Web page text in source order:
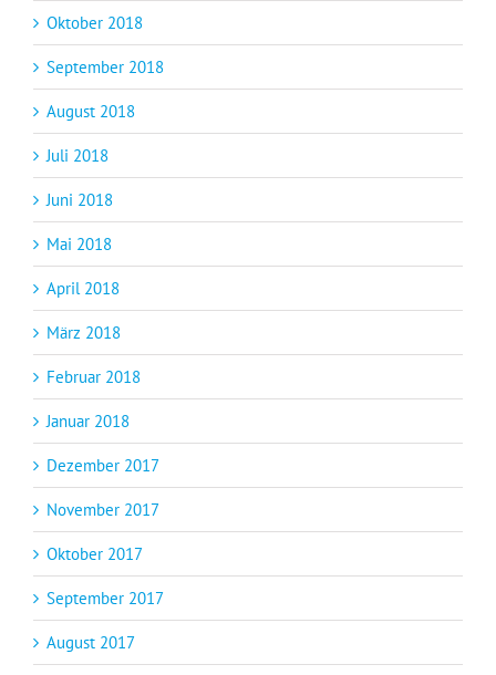
Oktober 2018
September 2018
August 2018
Juli 2018
Juni 2018
Mai 2018
April 2018
März 2018
Februar 2018
Januar 2018
Dezember 2017
November 2017
Oktober 2017
September 2017
August 2017